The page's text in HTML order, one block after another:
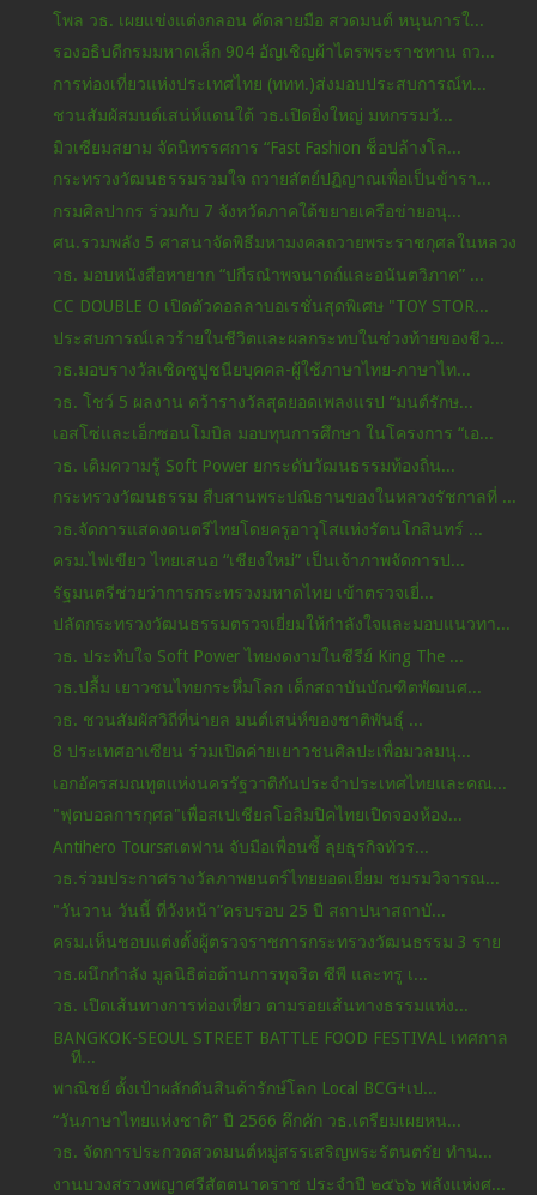
โพล วธ. เผยแข่งแต่งกลอน คัดลายมือ สวดมนต์ หนุนการใ...
รองอธิบดีกรมมหาดเล็ก 904 อัญเชิญผ้าไตรพระราชทาน ถว...
การท่องเที่ยวแห่งประเทศไทย (ททท.)ส่งมอบประสบการณ์ท...
ชวนสัมผัสมนต์เสน่ห์แดนใต้ วธ.เปิดยิ่งใหญ่ มหกรรมวั...
มิวเซียมสยาม จัดนิทรรศการ “Fast Fashion ช็อปล้างโล...
กระทรวงวัฒนธรรมรวมใจ ถวายสัตย์ปฏิญาณเพื่อเป็นข้ารา...
กรมศิลปากร ร่วมกับ 7 จังหวัดภาคใต้ขยายเครือข่ายอนุ...
ศน.รวมพลัง 5 ศาสนาจัดพิธีมหามงคลถวายพระราชกุศลในหลวง
วธ. มอบหนังสือหายาก “ปกีรณำพจนาดถ์และอนันตวิภาค” ...
CC DOUBLE O เปิดตัวคอลลาบอเรชั่นสุดพิเศษ "TOY STOR...
ประสบการณ์เลวร้ายในชีวิตและผลกระทบในช่วงท้ายของชีว...
วธ.มอบรางวัลเชิดชูปูชนียบุคคล-ผู้ใช้ภาษาไทย-ภาษาไท...
วธ. โชว์ 5 ผลงาน คว้ารางวัลสุดยอดเพลงแรป “มนต์รักษ...
เอสโซ่และเอ็กซอนโมบิล มอบทุนการศึกษา ในโครงการ “เอ...
วธ. เติมความรู้ Soft Power ยกระดับวัฒนธรรมท้องถิ่น...
กระทรวงวัฒนธรรม สืบสานพระปณิธานของในหลวงรัชกาลที่ ...
วธ.จัดการแสดงดนตรีไทยโดยครูอาวุโสแห่งรัตนโกสินทร์ ...
ครม.ไฟเขียว ไทยเสนอ “เชียงใหม่” เป็นเจ้าภาพจัดการป...
รัฐมนตรีช่วยว่าการกระทรวงมหาดไทย เข้าตรวจเยี่...
ปลัดกระทรวงวัฒนธรรมตรวจเยี่ยมให้กำลังใจและมอบแนวทา...
วธ. ประทับใจ Soft Power ไทยงดงามในซีรีย์ King The ...
วธ.ปลื้ม เยาวชนไทยกระหึ่มโลก เด็กสถาบันบัณฑิตพัฒนศ...
วธ. ชวนสัมผัสวิถีที่น่ายล มนต์เสน่ห์ของชาติพันธุ์ ...
8 ประเทศอาเซียน ร่วมเปิดค่ายเยาวชนศิลปะเพื่อมวลมนุ...
เอกอัครสมณทูตแห่งนครรัฐวาติกันประจําประเทศไทยและคณ...
"ฟุตบอลการกุศล"เพื่อสเปเชียลโอลิมปิคไทยเปิดจองห้อง...
Antihero Toursสเตฟาน จับมือเพื่อนซี้ ลุยธุรกิจทัวร...
วธ.ร่วมประกาศรางวัลภาพยนตร์ไทยยอดเยี่ยม ชมรมวิจารณ...
"วันวาน วันนี้ ที่วังหน้า”ครบรอบ 25 ปี สถาปนาสถาบั...
ครม.เห็นชอบแต่งตั้งผู้ตรวจราชการกระทรวงวัฒนธรรม 3 ราย
วธ.ผนึกกำลัง มูลนิธิต่อต้านการทุจริต ซีพี และทรู เ...
วธ. เปิดเส้นทางการท่องเที่ยว ตามรอยเส้นทางธรรมแห่ง...
BANGKOK-SEOUL STREET BATTLE FOOD FESTIVAL เทศกาล
ที...
พาณิชย์ ตั้งเป้าผลักดันสินค้ารักษ์โลก Local BCG+เป...
“วันภาษาไทยแห่งชาติ” ปี 2566 คึกคัก วธ.เตรียมเผยหน...
วธ. จัดการประกวดสวดมนต์หมู่สรรเสริญพระรัตนตรัย ทำน...
งานบวงสรวงพญาศรีสัตตนาคราช ประจำปี ๒๕๖๖ พลังแห่งศ...